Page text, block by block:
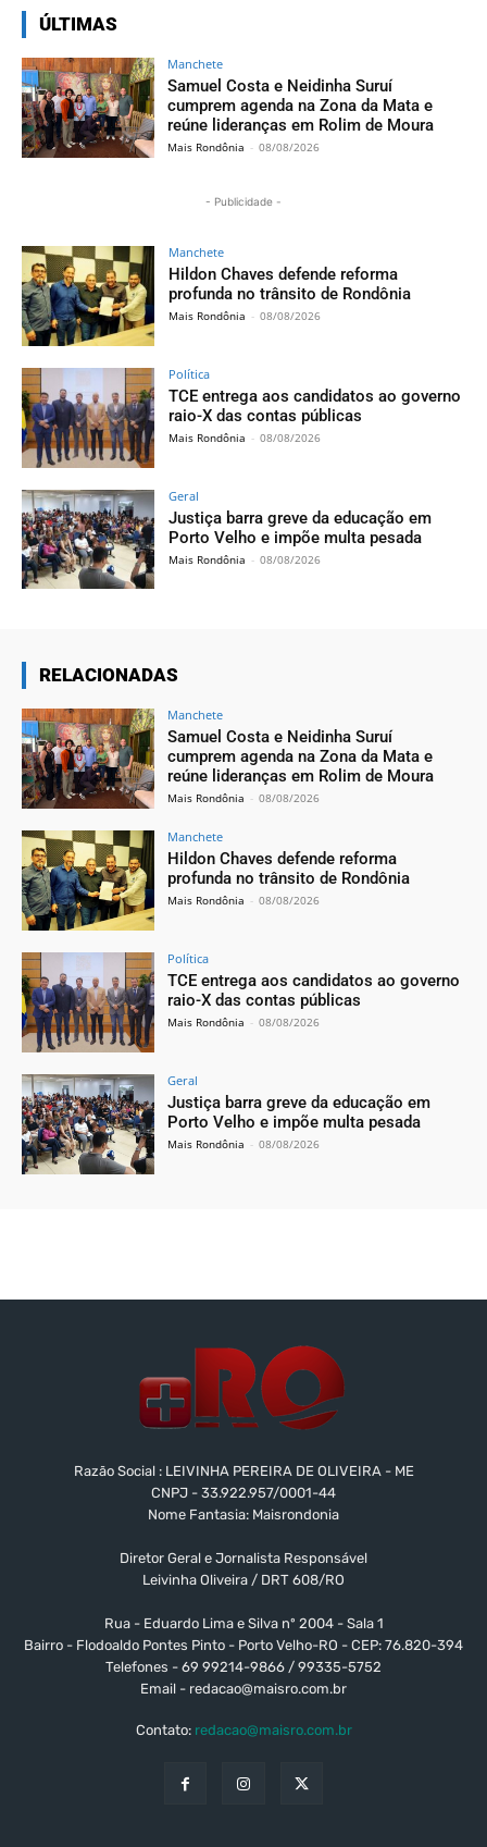
ÚLTIMAS
Manchete
Samuel Costa e Neidinha Suruí
cumprem agenda na Zona da Mata e
reúne lideranças em Rolim de Moura
Mais Rondônia - 08/08/2026
- Publicidade -
Manchete
Hildon Chaves defende reforma
profunda no trânsito de Rondônia
Mais Rondônia - 08/08/2026
Política
TCE entrega aos candidatos ao governo
raio-X das contas públicas
Mais Rondônia - 08/08/2026
Geral
Justiça barra greve da educação em
Porto Velho e impõe multa pesada
Mais Rondônia - 08/08/2026
RELACIONADAS
Manchete
Samuel Costa e Neidinha Suruí
cumprem agenda na Zona da Mata e
reúne lideranças em Rolim de Moura
Mais Rondônia - 08/08/2026
Manchete
Hildon Chaves defende reforma
profunda no trânsito de Rondônia
Mais Rondônia - 08/08/2026
Política
TCE entrega aos candidatos ao governo
raio-X das contas públicas
Mais Rondônia - 08/08/2026
Geral
Justiça barra greve da educação em
Porto Velho e impõe multa pesada
Mais Rondônia - 08/08/2026
Razão Social : LEIVINHA PEREIRA DE OLIVEIRA - ME
CNPJ - 33.922.957/0001-44
Nome Fantasia: Maisrondonia
Diretor Geral e Jornalista Responsável
Leivinha Oliveira / DRT 608/RO
Rua - Eduardo Lima e Silva nº 2004 - Sala 1
Bairro - Flodoaldo Pontes Pinto - Porto Velho-RO - CEP: 76.820-394
Telefones - 69 99214-9866 / 99335-5752
Email - redacao@maisro.com.br
Contato: redacao@maisro.com.br